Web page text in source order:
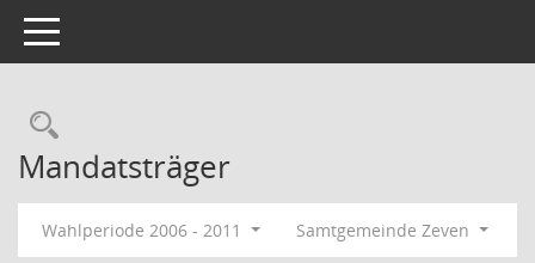
Toggle navigation
Rechercheauswahl
Mandatsträger
Wahlperiode 2006 - 2011 Samtgemeinde Zeven